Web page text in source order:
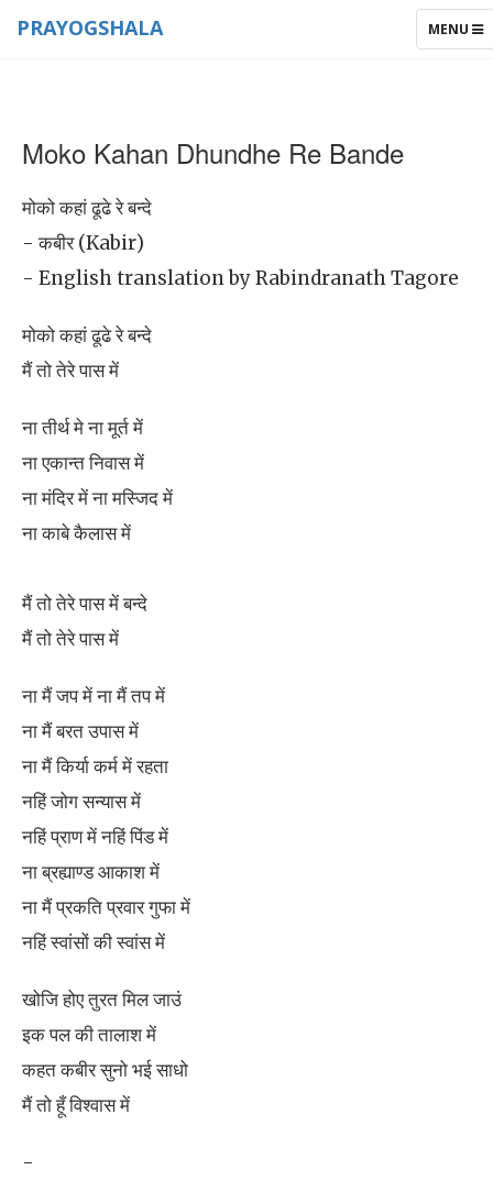
TOGGLE
MENU
PRAYOGSHALA
Moko Kahan Dhundhe Re Bande
मोको कहां ढूढे रे बन्दे
- कबीर (Kabir)
- English translation by Rabindranath Tagore
मोको कहां ढूढे रे बन्दे
मैं तो तेरे पास में
ना तीर्थ मे ना मूर्त में
ना एकान्त निवास में
ना मंदिर में ना मस्जिद में
ना काबे कैलास में
मैं तो तेरे पास में बन्दे
मैं तो तेरे पास में
ना मैं जप में ना मैं तप में
ना मैं बरत उपास में
ना मैं किर्या कर्म में रहता
नहिं जोग सन्यास में
नहिं प्राण में नहिं पिंड में
ना ब्रह्याण्ड आकाश में
ना मैं प्रकति प्रवार गुफा में
नहिं स्वांसों की स्वांस में
खोजि होए तुरत मिल जाउं
इक पल की तालाश में
कहत कबीर सुनो भई साधो
मैं तो हूँ विश्वास में
-